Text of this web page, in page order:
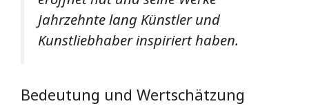
Jahrzehnte lang Künstler und
Kunstliebhaber inspiriert haben.
Bedeutung und Wertschätzung